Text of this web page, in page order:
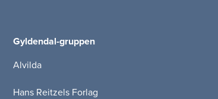
Gyldendal-gruppen
Alvilda
Hans Reitzels Forlag